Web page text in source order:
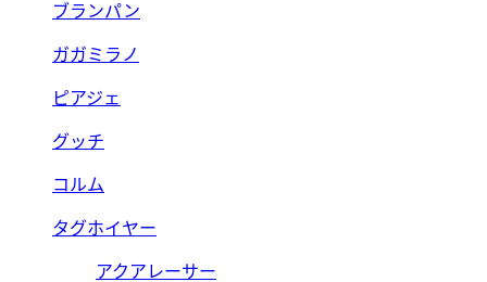
ブランパン
ガガミラノ
ピアジェ
グッチ
コルム
タグホイヤー
アクアレーサー